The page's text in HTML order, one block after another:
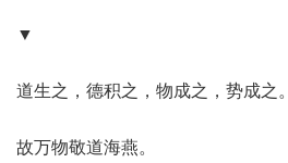
▼
道生之，德积之，物成之，势成之。
故万物敬道海燕。